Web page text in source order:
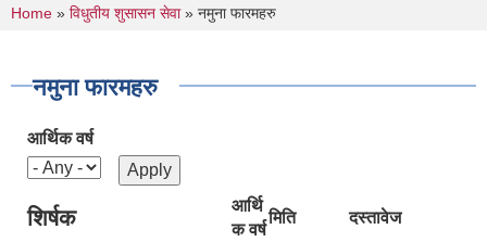
You are here
Home » विधुतीय शुसासन सेवा» नमुना फारमहरु
नमुना फारमहरु
आर्थिक वर्ष
शिर्षक
आर्थि
क वर्ष
मिति दस्तावेज